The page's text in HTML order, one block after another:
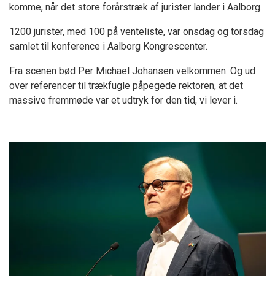
komme, når det store forårstræk af jurister lander i Aalborg.
1200 jurister, med 100 på venteliste, var onsdag og torsdag
samlet til konference i Aalborg Kongrescenter.
Fra scenen bød Per Michael Johansen velkommen. Og ud
over referencer til trækfugle påpegede rektoren, at det
massive fremmøde var et udtryk for den tid, vi lever i.